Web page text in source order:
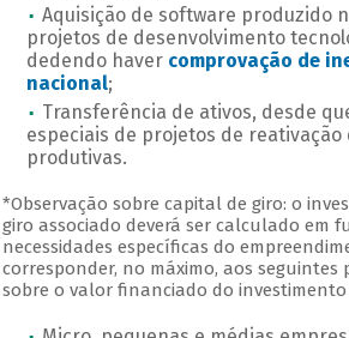
Aquisição de software produzido
projetos de desenvolvimento
dedendo haver comprovação de
nacional;
Transferência de ativos, desde
especiais de projetos de reativação
produtivas.
*Observação sobre capital de giro: o
giro associado deverá ser calculado em
necessidades específicas do
corresponder, no máximo, aos seguintes
sobre o valor financiado do investimento